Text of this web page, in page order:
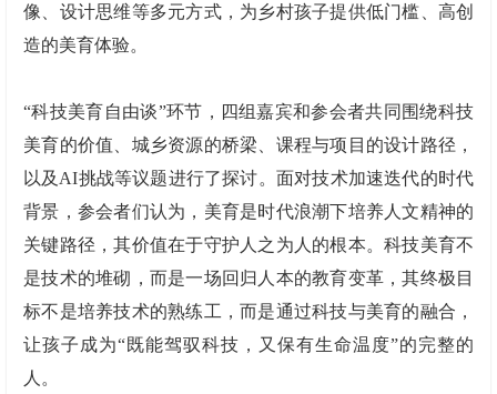
像、设计思维等多元方式，为乡村孩子提供低门槛、高创
造的美育体验。
“科技美育自由谈”环节，四组嘉宾和参会者共同围绕科技
美育的价值、城乡资源的桥梁、课程与项目的设计路径，
以及AI挑战等议题进行了探讨。面对技术加速迭代的时代
背景，参会者们认为，美育是时代浪潮下培养人文精神的
关键路径，其价值在于守护人之为人的根本。科技美育不
是技术的堆砌，而是一场回归人本的教育变革，其终极目
标不是培养技术的熟练工，而是通过科技与美育的融合，
让孩子成为“既能驾驭科技，又保有生命温度”的完整的
人。